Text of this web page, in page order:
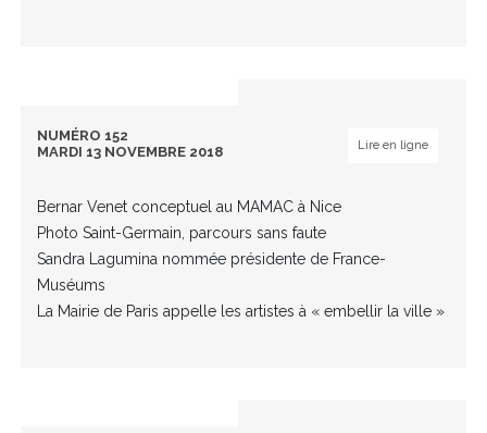
NUMÉRO 152
MARDI 13 NOVEMBRE 2018
Lire en ligne
Bernar Venet conceptuel au MAMAC à Nice
Photo Saint-Germain, parcours sans faute
Sandra Lagumina nommée présidente de France-
Muséums
La Mairie de Paris appelle les artistes à « embellir la ville »